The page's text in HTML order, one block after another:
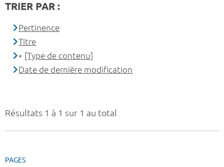
Résultats 1 à 1 sur 1 au total
PAGES
TRIER PAR :
Pertinence
Titre
[Type de contenu]
Date de dernière modification